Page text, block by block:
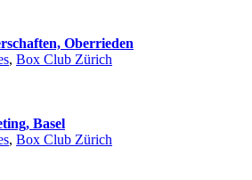
Oberrieden
, Box Club Zürich
Basel
, Box Club Zürich